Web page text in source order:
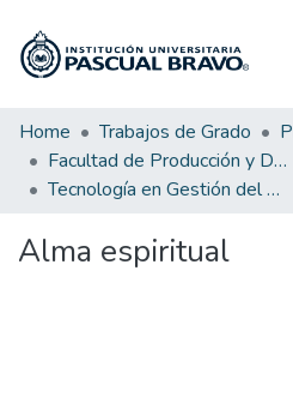
Communities & Collections
All of DSpace
Statistics
Home Trabajos de Grado
Facultad de Producción y Diseño
Tecnología en Gestión del Diseño Gráfico
Alma espiritual